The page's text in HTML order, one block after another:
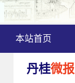
本站首页
丹桂微报